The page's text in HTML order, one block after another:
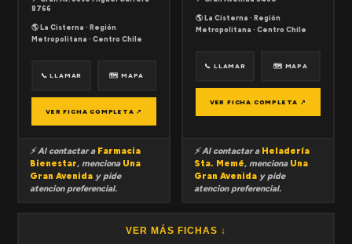
8766
🌎 La Cisterna · Región
Metropolitana · Centro Chile
📞 LLAMAR 🗺 MAPA
VER FICHA COMPLETA ↗
⚡ Al contactar a Farmacia
Bienestar, menciona Una
Gran Avenida y pide
atencion preferencial.
🌎 La Cisterna · Región
Metropolitana · Centro Chile
📞 LLAMAR 🗺 MAPA
VER FICHA COMPLETA ↗
⚡ Al contactar a Heladería
Sta. Memé, menciona Una
Gran Avenida y pide
atencion preferencial.
VER MÁS FICHAS ↓